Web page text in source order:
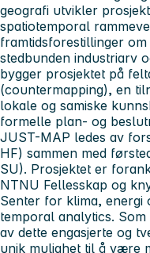
geografi utvikler
spatiotemporal
framtidsforestillinger
stedbunden industriarv
bygger prosjektet på
(countermapping), en
lokale og samiske
formelle plan- og
JUST-MAP ledes av
HF) sammen med
SU). Prosjektet er
NTNU Fellesskap og
Senter for klima, energi
temporal analytics.
av dette engasjerte og
unik mulighet til å være